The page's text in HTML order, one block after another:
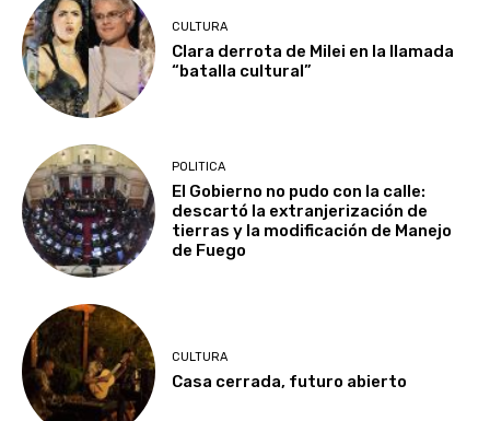
CULTURA
Clara derrota de Milei en la llamada
“batalla cultural”
POLITICA
El Gobierno no pudo con la calle:
descartó la extranjerización de
tierras y la modificación de Manejo
de Fuego
CULTURA
Casa cerrada, futuro abierto